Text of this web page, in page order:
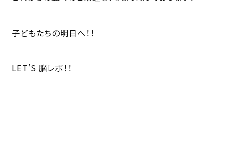
子どもたちの明日へ！！
LET’S 脳レボ！！